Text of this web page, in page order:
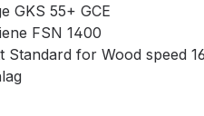
GKS 55+ GCE
FSN 1400
Standard for Wood speed